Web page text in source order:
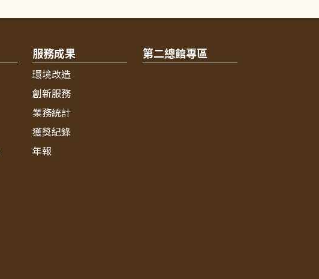
服務成果
環境改造
創新服務
業務統計
獲獎紀錄
年報
第二總館專區